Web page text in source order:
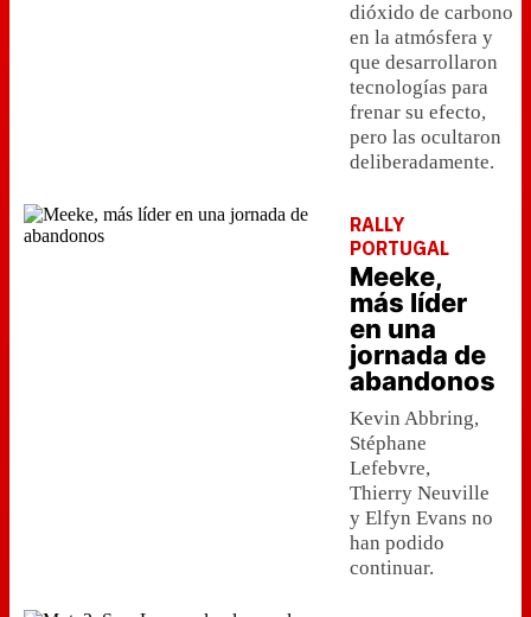
dióxido de carbono
en la atmósfera y
que desarrollaron
tecnologías para
frenar su efecto,
pero las ocultaron
deliberadamente.
RALLY
PORTUGAL
Meeke,
más líder
en una
jornada de
abandonos
Kevin Abbring,
Stéphane
Lefebvre,
Thierry Neuville
y Elfyn Evans no
han podido
continuar.